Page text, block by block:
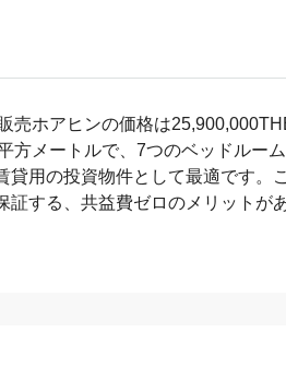
売ホアヒンの価格は
方メートルで、7つのベッドルー
貸用の投資物件として最適です。
証する、共益費ゼロのメリットが